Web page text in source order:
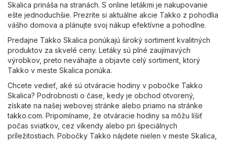
Skalica prináša na stranách. S online letákmi je nakupovanie
ešte jednoduchšie. Prezrite si aktuálne akcie Takko z pohodlia
vášho domova a plánujte svoj nákup efektívne a pohodlne.
Predajne Takko Skalica ponúkajú široký sortiment kvalitných
produktov za skvelé ceny. Letáky sú plné zaujímavých
výrobkov, preto neváhajte a objavte celý sortiment, ktorý
Takko v meste Skalica ponúka.
Chcete vedieť, aké sú otváracie hodiny v pobočke Takko
Skalica? Podrobnosti o čase, kedy je obchod otvorený,
získate na našej webovej stránke alebo priamo na stránke
takko.com. Pripomíname, že otváracie hodiny sa môžu líšiť
počas sviatkov, cez víkendy alebo pri špeciálnych
príležitostiach. Pobočky Takko nájdete nielen v meste Skalica,